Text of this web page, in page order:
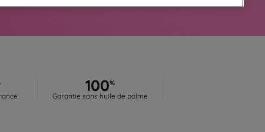
100%
Garantie sans huile de palme